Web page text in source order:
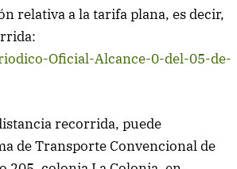
relativa a la tarifa plana, es decir,
Oficial-Alcance-0-del-05-de-
recorrida, puede
de Transporte Convencional de